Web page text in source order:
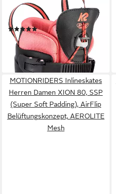
Inlineskates K2 MARLEE PRO
Kinder Inline Skate
(13)
ab 99,90 € UVP129,90 €
-23%
lieferbar - in 2-3 Werktagen bei dir
MOTIONRIDERS Inlineskates
Herren Damen XION 80, SSP
(Super Soft Padding), AirFlip
Belüftungskonzept, AEROLITE
Mesh